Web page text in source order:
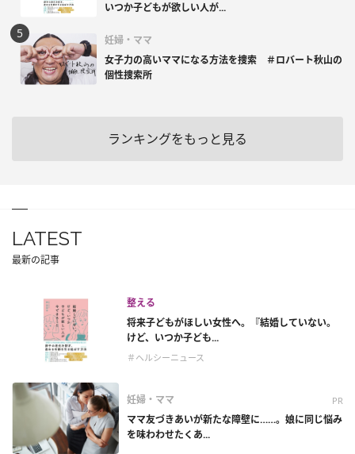
いつか子どもが欲しい人が...
妊婦・ママ
女子力の高いママになる方法を捜索 ＃ロバート秋山の
個性捜索所
ランキングをもっと見る
LATEST
最新の記事
整える
将来子どもがほしい女性へ。『結婚していない。
けど、いつか子ども...
＃ヘルシーニュース
妊婦・ママ PR
ママ友づきあいが新たな障壁に……。娘に同じ悩み
を味わわせたくあ...